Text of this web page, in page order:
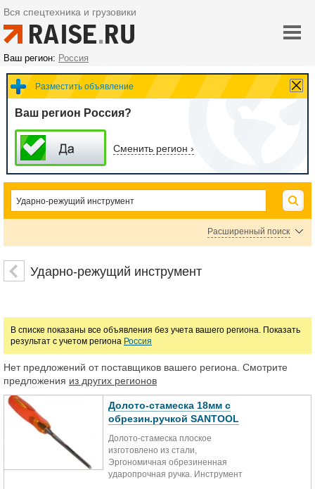
Вся спецтехника и грузовики
Ваш регион: Россия
Разместить объявление
Ваш регион Россия?
Сменить регион ›
Расширенный поиск
Болторезы и гайкорубы
Цена
Ударно-режущий инструмент
В списке показаны все объявления без учета вашего региона. Показать
результат с учетом региона Россия
Нет предложений от поставщиков вашего региона. Смотрите
предложения из других регионов
Долото-стамеска 18мм с
обрезин.ручкой SANTOOL
Долото-стамеска плоское
изготовлено из стали,
Эргономичная обрезиненная
ударопрочная ручка. Инструмент